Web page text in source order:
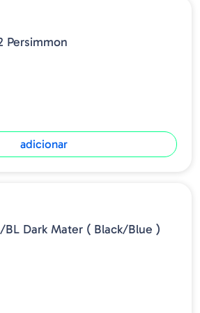
Persimmon
adicionar
BL Dark Mater ( Black/Blue )